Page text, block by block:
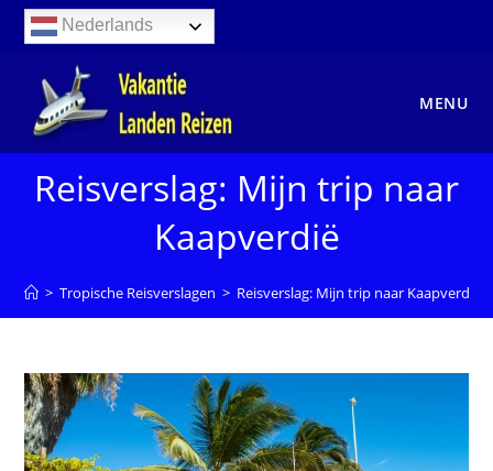
naar
Nederlands
MENU
Reisverslag: Mijn trip naar
Kaapverdië
> Tropische Reisverslagen > Reisverslag: Mijn trip naar Kaapverdië